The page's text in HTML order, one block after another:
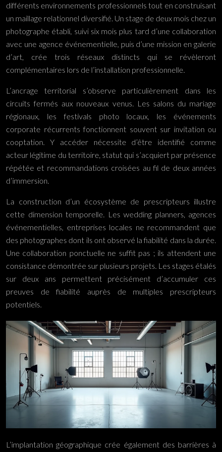
différents environnements professionnels tout en construisant
un maillage relationnel diversifié. Un stage de deux mois chez un
photographe établi, suivi six mois plus tard d’une collaboration
avec une agence événementielle, puis d’une mission en galerie
d’art, crée trois réseaux distincts qui se révèleront
complémentaires lors de l’installation professionnelle.
L’ancrage territorial s’observe particulièrement dans les
circuits fermés aux nouveaux venus. Les salons du mariage
régionaux, les festivals photo locaux, les événements
corporate récurrents fonctionnent souvent sur invitation ou
cooptation. Y accéder nécessite d’être identifié comme
acteur légitime du territoire, statut qui s’acquiert par présence
répétée et recommandations croisées au fil de deux années
d’immersion.
La construction d’un écosystème de prescripteurs illustre
cette dimension temporelle. Les wedding planners, agences
événementielles, entreprises locales ne recommandent que
des photographes dont ils ont observé la fiabilité dans la durée.
Une collaboration ponctuelle ne suffit pas ; ils attendent une
consistance démontrée sur plusieurs projets. Les stages étalés
sur deux ans permettent précisément d’accumuler ces
preuves de fiabilité auprès de multiples prescripteurs
potentiels.
L’implantation géographique crée également des barrières à